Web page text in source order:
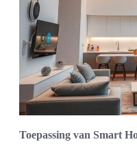
Toepassing van Smart